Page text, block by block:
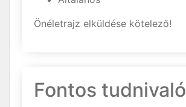
Önéletrajz elküldése kötelező!
Fontos tudnivaló